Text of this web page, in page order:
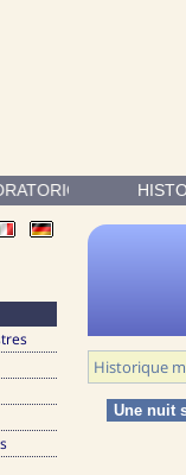
DE NOEL, BWV 248
Historique
Une nuit